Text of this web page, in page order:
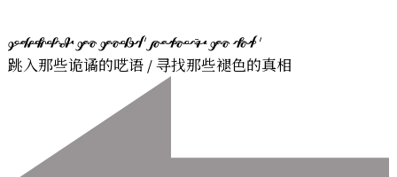
       
跳入那些诡谲的呓语 / 寻找那些褪色的真相